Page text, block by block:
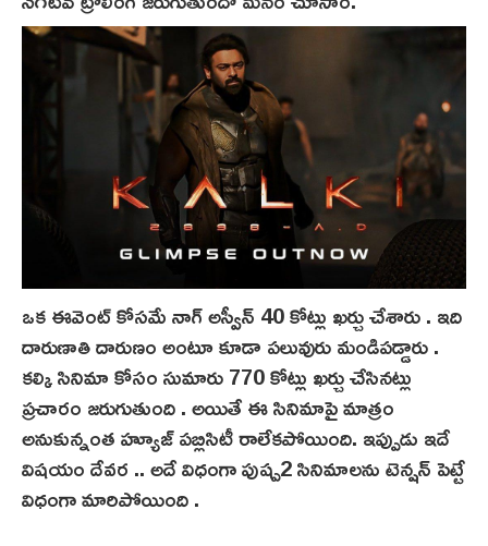
ఒక ఈవెంట్ కోసమే నాగ్ అస్వీన్ 40 కోట్లు ఖర్చు చేశారు . ఇది
దారుణాతి దారుణం అంటూ కూడా పలువురు మండిపడ్డారు .
కల్కి సినిమా కోసం సుమారు 770 కోట్లు ఖర్చు చేసినట్లు
ప్రచారం జరుగుతుంది . అయితే ఈ సినిమాపై మాత్రం
అనుకున్నంత హ్యూజ్ పబ్లిసిటీ రాలేకపోయింది. ఇప్పుడు ఇదే
విషయం దేవర .. అదే విధంగా పుష్ప2 సినిమాలను టెన్షన్ పెట్టే
విధంగా మారిపోయింది .